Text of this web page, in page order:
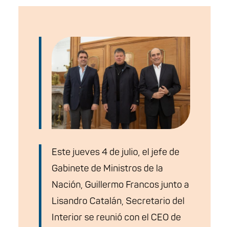
Este jueves 4 de julio, el jefe de
Gabinete de Ministros de la
Nación, Guillermo Francos junto a
Lisandro Catalán, Secretario del
Interior se reunió con el CEO de